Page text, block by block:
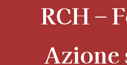
RCH –
Azione